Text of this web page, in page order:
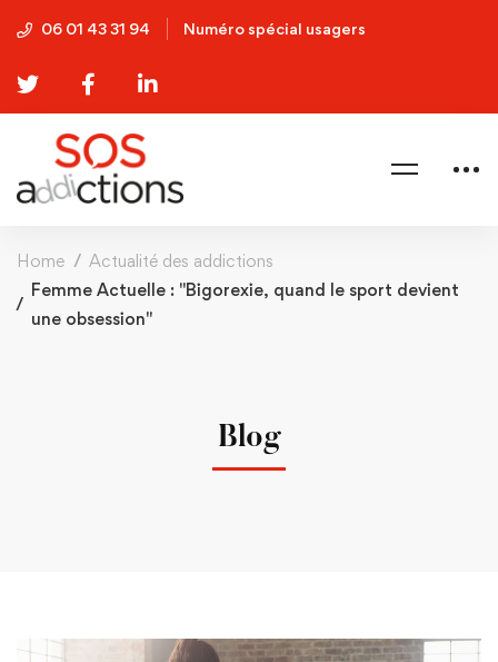
06 01 43 31 94 Numéro spécial usagers
Home
Actualité des addictions
Femme Actuelle : "Bigorexie, quand le sport devient
une obsession"
Blog